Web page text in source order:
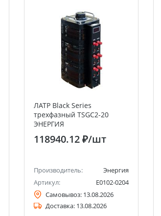
ЛАТР Black Series
трехфазный TSGC2-20
ЭНЕРГИЯ
118940.12 ₽/шт
Производитель:
Энергия
Артикул:
Е0102-0204
Самовывоз: 13.08.2026
Доставка: 13.08.2026